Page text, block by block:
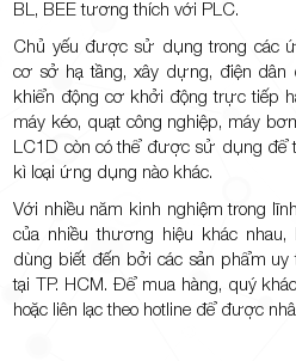
BL, BEE tương thích với PLC.
Chủ yếu được sử dụng trong các
cơ sở hạ tầng, xây dựng, điện dân
khiển động cơ khởi động trực tiếp
máy kéo, quạt công nghiệp, máy
LC1D còn có thể được sử dụng để
kì loại ứng dụng nào khác.
Với nhiều năm kinh nghiệm trong
của nhiều thương hiệu khác
dùng biết đến bởi các sản phẩm uy
tại TP. HCM. Để mua hàng, quý
hoặc liên lạc theo hotline để được